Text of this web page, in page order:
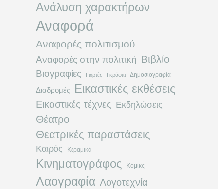
Ανάλυση χαρακτήρων
Αναφορά
Αναφορές πολιτισμού
Αναφορές στην πολιτική Βιβλίο
Βιογραφίες Γιορτές Γκράφιτι Δημοσιογραφία
Διαδρομές Εικαστικές εκθέσεις
Εικαστικές τέχνες Εκδηλώσεις
Θέατρο
Θεατρικές παραστάσεις
Καιρός Κεραμικά
Κινηματογράφος Κόμικς
Λαογραφία Λογοτεχνία